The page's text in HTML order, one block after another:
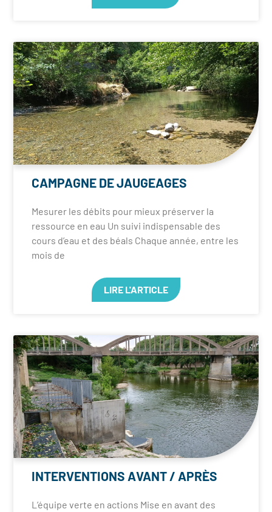
CAMPAGNE DE JAUGEAGES
Mesurer les débits pour mieux préserver la
ressource en eau Un suivi indispensable des
cours d’eau et des béals Chaque année, entre les
mois de
LIRE L'ARTICLE
INTERVENTIONS AVANT / APRÈS
L’équipe verte en actions Mise en avant des